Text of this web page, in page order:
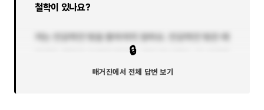
철학이 있나요?
저는 인공적인 빛을 좋아하지 않아요. 인공적인 빛은 태
양광은 제외한 조명만 말하는 것이 아니에요. 이 시대에
서 실내 전등은 자연스럽게 받아들여지죠. 태양광이 강
🔒
매거진에서 전체 답변 보기